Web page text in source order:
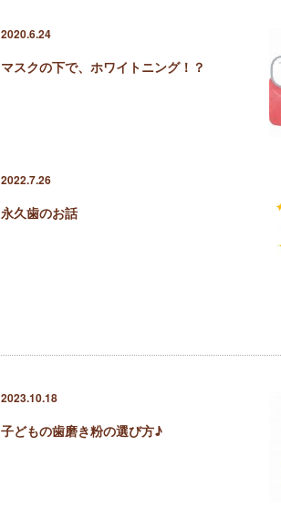
2020.6.24
マスクの下で、ホワイトニング！？
2022.7.26
永久歯のお話
2023.10.18
子どもの歯磨き粉の選び方♪